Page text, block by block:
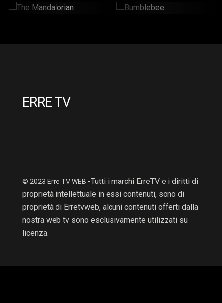
The Mandalorian Bumblebee
ERRE TV
© 2023 Erre TV WEB -Tutti i marchi ErreTV e i diritti di
proprietà intellettuale in essi contenuti, sono di
proprietà di Erretvweb, alcuni contenuti offerti dalla
nostra web tv sono esclusivamente utilizzati su
licenza.